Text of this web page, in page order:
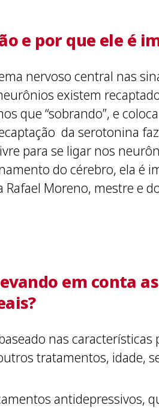
e por que ele é
nervoso central nas
existem
que “sobrando”, e
da serotonina
para se ligar nos
do cérebro, ela é
Moreno, mestre e
em conta
nas
tratamentos, idade,
antidepressivos,